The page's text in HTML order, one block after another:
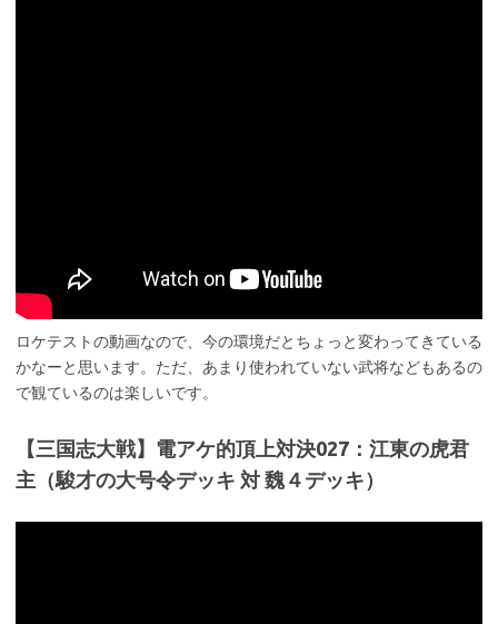
ロケテストの動画なので、今の環境だとちょっと変わってきている
かなーと思います。ただ、あまり使われていない武将などもあるの
で観ているのは楽しいです。
【三国志大戦】電アケ的頂上対決027：江東の虎君
主（駿才の大号令デッキ 対 魏４デッキ）